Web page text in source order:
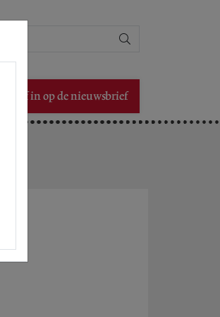
Schrijf in op de nieuwsbrief